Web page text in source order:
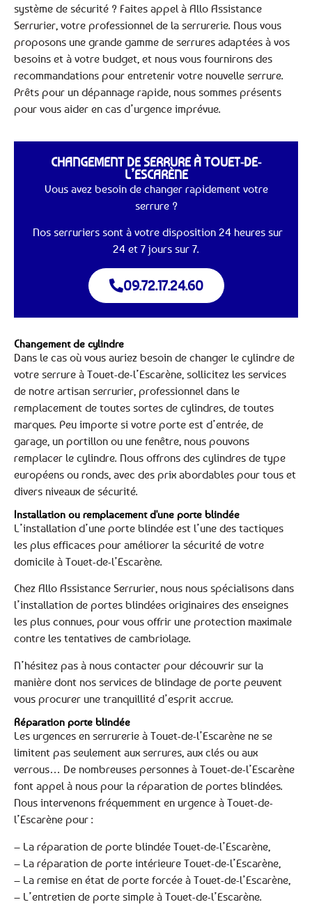
système de sécurité ? Faites appel à Allo Assistance
Serrurier, votre professionnel de la serrurerie. Nous vous
proposons une grande gamme de serrures adaptées à vos
besoins et à votre budget, et nous vous fournirons des
recommandations pour entretenir votre nouvelle serrure.
Prêts pour un dépannage rapide, nous sommes présents
pour vous aider en cas d’urgence imprévue.
CHANGEMENT DE SERRURE À TOUET-DE-
L’ESCARÈNE
Vous avez besoin de changer rapidement votre
serrure ?
Nos serruriers sont à votre disposition 24 heures sur
24 et 7 jours sur 7.
09.72.17.24.60
Changement de cylindre
Dans le cas où vous auriez besoin de changer le cylindre de
votre serrure à Touet-de-l’Escarène, sollicitez les services
de notre artisan serrurier, professionnel dans le
remplacement de toutes sortes de cylindres, de toutes
marques. Peu importe si votre porte est d’entrée, de
garage, un portillon ou une fenêtre, nous pouvons
remplacer le cylindre. Nous offrons des cylindres de type
européens ou ronds, avec des prix abordables pour tous et
divers niveaux de sécurité.
Installation ou remplacement d'une porte blindée
L’installation d’une porte blindée est l’une des tactiques
les plus efficaces pour améliorer la sécurité de votre
domicile à Touet-de-l’Escarène.
Chez Allo Assistance Serrurier, nous nous spécialisons dans
l’installation de portes blindées originaires des enseignes
les plus connues, pour vous offrir une protection maximale
contre les tentatives de cambriolage.
N’hésitez pas à nous contacter pour découvrir sur la
manière dont nos services de blindage de porte peuvent
vous procurer une tranquillité d’esprit accrue.
Réparation porte blindée
Les urgences en serrurerie à Touet-de-l’Escarène ne se
limitent pas seulement aux serrures, aux clés ou aux
verrous… De nombreuses personnes à Touet-de-l’Escarène
font appel à nous pour la réparation de portes blindées.
Nous intervenons fréquemment en urgence à Touet-de-
l’Escarène pour :
– La réparation de porte blindée Touet-de-l’Escarène,
– La réparation de porte intérieure Touet-de-l’Escarène,
– La remise en état de porte forcée à Touet-de-l’Escarène,
– L’entretien de porte simple à Touet-de-l’Escarène.